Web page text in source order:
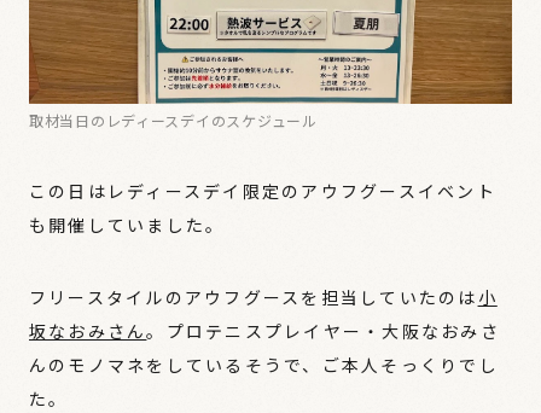
取材当日のレディースデイのスケジュール
この日はレディースデイ限定のアウフグースイベント
も開催していました。
フリースタイルのアウフグースを担当していたのは 小
坂なおみさん。プロテニスプレイヤー・大阪なおみさ
んのモノマネをしているそうで、ご本人そっくりでし
た。